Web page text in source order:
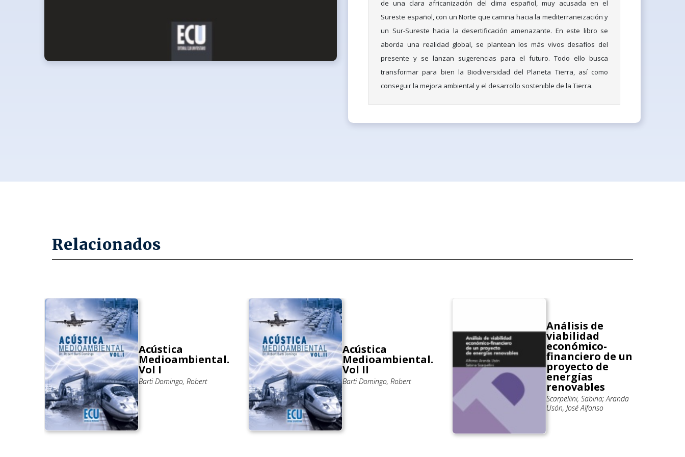
de una clara africanización del clima español, muy acusada en el
Sureste español, con un Norte que camina hacia la mediterraneización y
un Sur-Sureste hacia la desertificación amenazante. En este libro se
aborda una realidad global, se plantean los más vivos desafíos del
presente y se lanzan sugerencias para el futuro. Todo ello busca
transformar para bien la Biodiversidad del Planeta Tierra, así como
conseguir la mejora ambiental y el desarrollo sostenible de la Tierra.
Relacionados
Acústica
Medioambiental.
Vol I
Barti Domingo, Robert
Acústica
Medioambiental.
Vol II
Barti Domingo, Robert
Análisis de
viabilidad
económico-
financiero de un
proyecto de
energías
renovables
Scarpellini, Sabina; Aranda
Usón, José Alfonso